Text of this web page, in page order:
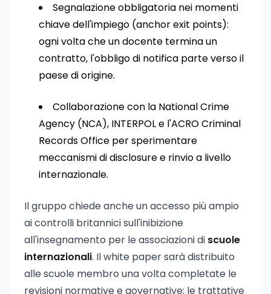
Segnalazione obbligatoria nei momenti
chiave dell'impiego (anchor exit points):
ogni volta che un docente termina un
contratto, l'obbligo di notifica parte verso il
paese di origine.
Collaborazione con la National Crime
Agency (NCA), INTERPOL e l'ACRO Criminal
Records Office per sperimentare
meccanismi di disclosure e rinvio a livello
internazionale.
Il gruppo chiede anche un accesso più ampio
ai controlli britannici sull'inibizione
all'insegnamento per le associazioni di scuole
internazionali. Il white paper sarà distribuito
alle scuole membro una volta completate le
revisioni normative e governative; le trattative